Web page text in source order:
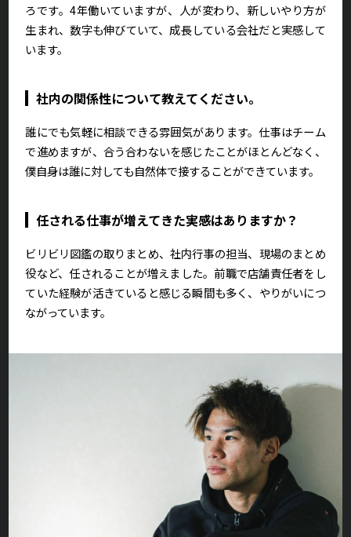
ろです。4年働いていますが、人が変わり、新しいやり方が
生まれ、数字も伸びていて、成長している会社だと実感して
います。
社内の関係性について教えてください。
誰にでも気軽に相談できる雰囲気があります。仕事はチーム
で進めますが、合う合わないを感じたことがほとんどなく、
僕自身は誰に対しても自然体で接することができています。
任される仕事が増えてきた実感はありますか？
ビリビリ図鑑の取りまとめ、社内行事の担当、現場のまとめ
役など、任されることが増えました。前職で店舗責任者をし
ていた経験が活きていると感じる瞬間も多く、やりがいにつ
ながっています。